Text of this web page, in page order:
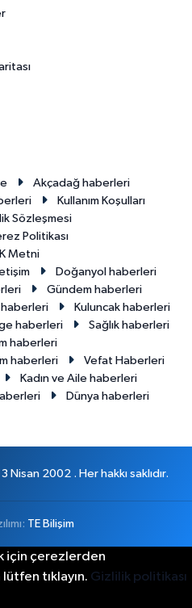
Akçadağ haberleri
Kullanım Koşulları
Sözleşmesi
Politikası
Metni
Doğanyol haberleri
Gündem haberleri
haberleri
Kuluncak haberleri
haberleri
Sağlık haberleri
haberleri
haberleri
Vefat Haberleri
Kadın ve Aile haberleri
Dünya haberleri
2002 . Her hakkı saklıdır.
TE Bilişim
için çerezlerden
tıklayın. Gizlilik politikası